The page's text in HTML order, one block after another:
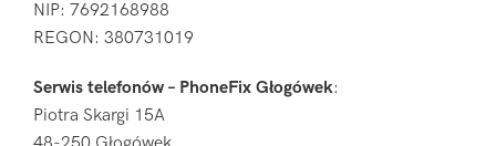
NIP: 7692168988
REGON: 380731019
Serwis telefonów – PhoneFix Głogówek:
Piotra Skargi 15A